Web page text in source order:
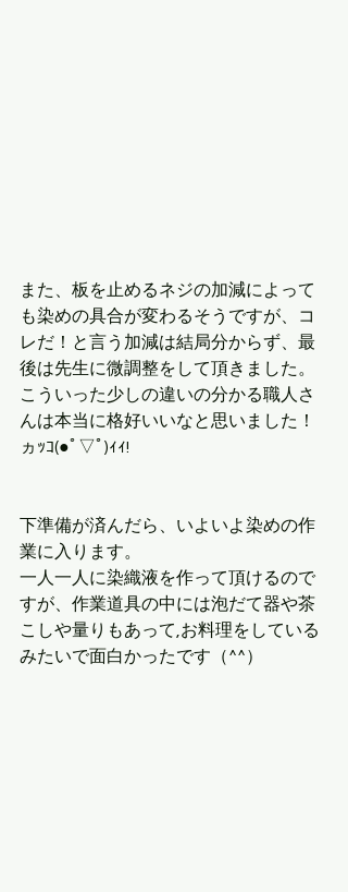
また、板を止めるネジの加減によって
も染めの具合が変わるそうですが、コ
レだ！と言う加減は結局分からず、最
後は先生に微調整をして頂きました。
こういった少しの違いの分かる職人さ
んは本当に格好いいなと思いました！
ヵｯｺ(●ﾟ▽ﾟ)ｨｨ!
下準備が済んだら、いよいよ染めの作
業に入ります。
一人一人に染織液を作って頂けるので
すが、作業道具の中には泡だて器や茶
こしや量りもあって,お料理をしている
みたいで面白かったです（^^）